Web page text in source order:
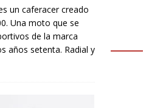
un caferacer creado
Una moto que se
de la marca
años setenta. Radial y